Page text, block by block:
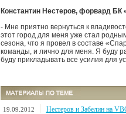
Константин Нестеров, форвард БК
- Мне приятно вернуться к
этот город для меня уже стал
сезона, что я провел в составе
команды, и лично для меня. Я буду
буду прикладывать все усилия для
19.09.2012 Нестеров и Забелин на